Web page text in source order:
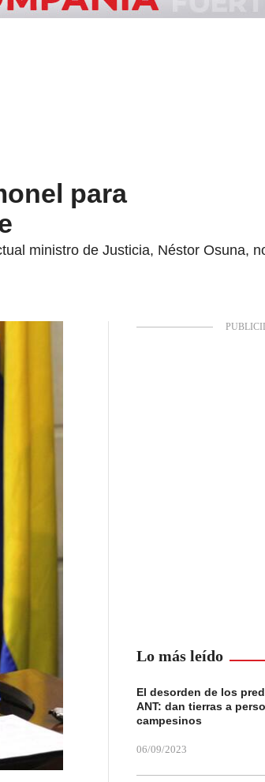
para
ministro de Justicia, Néstor Osuna,
Lo más leído
El desorden de los
ANT: dan tierras a
campesinos
06/09/2023